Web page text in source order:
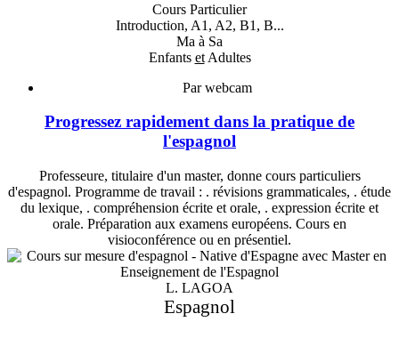
Cours Particulier
Introduction, A1, A2, B1, B...
Ma à Sa
Enfants etAdultes
Par webcam
Progressez rapidement dans la pratique de
l'espagnol
Professeure, titulaire d'un master, donne cours particuliers
d'espagnol. Programme de travail : . révisions grammaticales, . étude
du lexique, . compréhension écrite et orale, . expression écrite et
orale. Préparation aux examens européens. Cours en
visioconférence ou en présentiel.
L. LAGOA
Espagnol